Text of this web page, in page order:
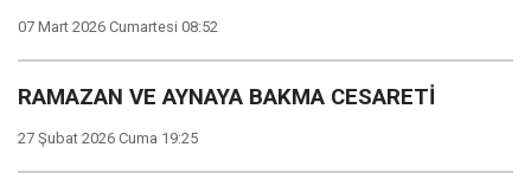
07 Mart 2026 Cumartesi 08:52
RAMAZAN VE AYNAYA BAKMA CESARETİ
27 Şubat 2026 Cuma 19:25